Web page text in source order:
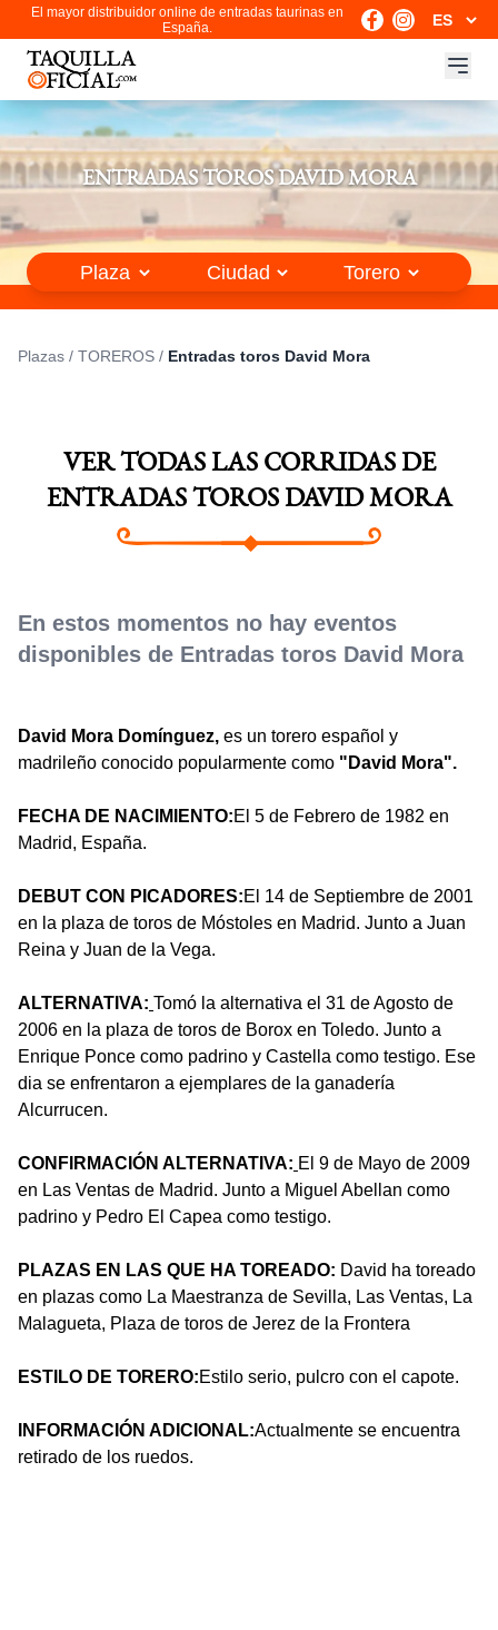
El mayor distribuidor online de entradas taurinas en
España.
ENTRADAS TOROS DAVID MORA
Plazas / TOREROS / Entradas toros David Mora
VER TODAS LAS CORRIDAS DE
ENTRADAS TOROS DAVID MORA
En estos momentos no hay eventos
disponibles de Entradas toros David Mora
David Mora Domínguez, es un torero español y
madrileño conocido popularmente como "David Mora".
FECHA DE NACIMIENTO:El 5 de Febrero de 1982 en
Madrid, España.
DEBUT CON PICADORES:El 14 de Septiembre de 2001
en la plaza de toros de Móstoles en Madrid. Junto a Juan
Reina y Juan de la Vega.
ALTERNATIVA: Tomó la alternativa el 31 de Agosto de
2006 en la plaza de toros de Borox en Toledo. Junto a
Enrique Ponce como padrino y Castella como testigo. Ese
dia se enfrentaron a ejemplares de la ganadería
Alcurrucen.
CONFIRMACIÓN ALTERNATIVA: El 9 de Mayo de 2009
en Las Ventas de Madrid. Junto a Miguel Abellan como
padrino y Pedro El Capea como testigo.
PLAZAS EN LAS QUE HA TOREADO: David ha toreado
en plazas como La Maestranza de Sevilla, Las Ventas, La
Malagueta, Plaza de toros de Jerez de la Frontera
ESTILO DE TORERO:Estilo serio, pulcro con el capote.
INFORMACIÓN ADICIONAL:Actualmente se encuentra
retirado de los ruedos.